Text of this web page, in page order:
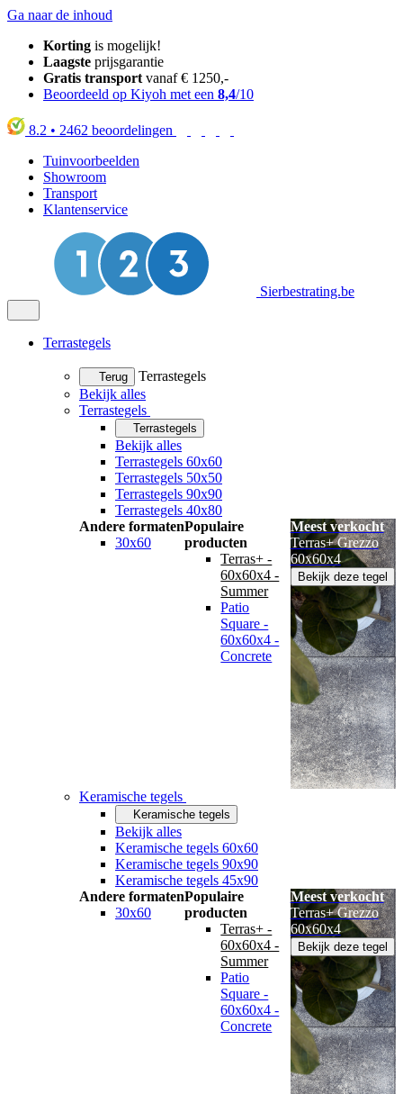
Ga naar de inhoud
Korting is mogelijk!
Laagste prijsgarantie
Gratis transport vanaf € 1250,-
Beoordeeld op Kiyoh met een 8,4/10
8.2 • 2462 beoordelingen
Tuinvoorbeelden
Showroom
Transport
Klantenservice
Sierbestrating.be
Terrastegels
Terug
Terrastegels
Bekijk alles
Terrastegels
Terrastegels
Bekijk alles
Terrastegels 60x60
Terrastegels 50x50
Terrastegels 90x90
Terrastegels 40x80
Andere formaten
30x60
Populaire
producten
Terras+ -
60x60x4 -
Summer
Patio
Square -
60x60x4 -
Concrete
Meest verkocht
Terras+ Grezzo
60x60x4
Bekijk deze tegel
Keramische tegels
Keramische tegels
Bekijk alles
Keramische tegels 60x60
Keramische tegels 90x90
Keramische tegels 45x90
Andere formaten
30x60
Populaire
producten
Terras+ -
60x60x4 -
Summer
Patio
Square -
60x60x4 -
Concrete
Meest verkocht
Terras+ Grezzo
60x60x4
Bekijk deze tegel